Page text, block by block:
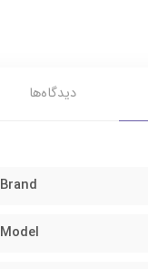
دیدگاه‌ها
Brand
Model